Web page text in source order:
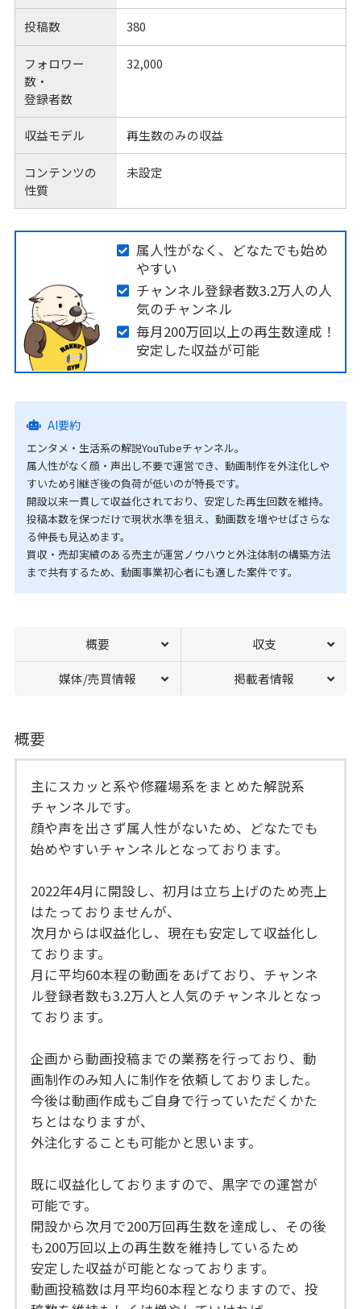
投稿数 380
フォロワー
数・
登録者数
32,000
収益モデル 再生数のみの収益
コンテンツの
性質
未設定
属人性がなく、どなたでも始め
やすい
チャンネル登録者数3.2万人の人
気のチャンネル
毎月200万回以上の再生数達成！
安定した収益が可能
AI要約
エンタメ・生活系の解説YouTubeチャンネル。
属人性がなく顔・声出し不要で運営でき、動画制作を外注化しや
すいため引継ぎ後の負荷が低いのが特長です。
開設以来一貫して収益化されており、安定した再生回数を維持。
投稿本数を保つだけで現状水準を狙え、動画数を増やせばさらな
る伸長も見込めます。
買収・売却実績のある売主が運営ノウハウと外注体制の構築方法
まで共有するため、動画事業初心者にも適した案件です。
概要 収支
媒体/売買情報 掲載者情報
概要
主にスカッと系や修羅場系をまとめた解説系
チャンネルです。
顔や声を出さず属人性がないため、どなたでも
始めやすいチャンネルとなっております。
2022年4月に開設し、初月は立ち上げのため売上
はたっておりませんが、
次月からは収益化し、現在も安定して収益化し
ております。
月に平均60本程の動画をあげており、チャンネ
ル登録者数も3.2万人と人気のチャンネルとなっ
ております。
企画から動画投稿までの業務を行っており、動
画制作のみ知人に制作を依頼しておりました。
今後は動画作成もご自身で行っていただくかた
ちとはなりますが、
外注化することも可能かと思います。
既に収益化しておりますので、黒字での運営が
可能です。
開設から次月で200万回再生数を達成し、その後
も200万回以上の再生数を維持しているため
安定した収益が可能となっております。
動画投稿数は月平均60本程となりますので、投